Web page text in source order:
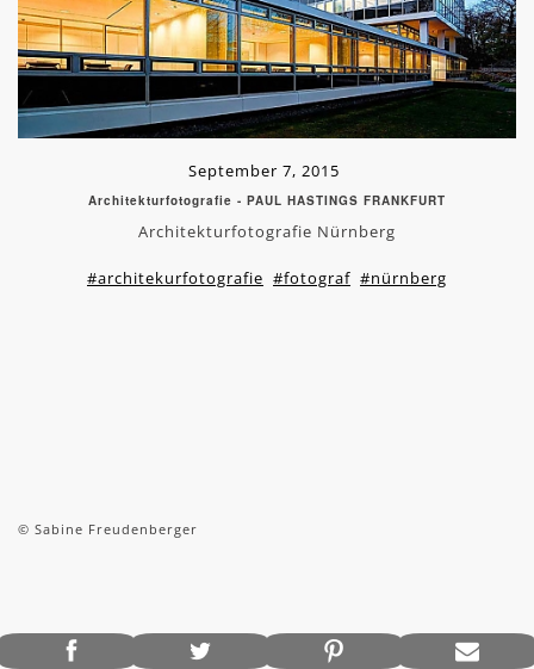
September 7, 2015
Architekturfotografie - PAUL HASTINGS FRANKFURT
Architekturfotografie Nürnberg
#architekurfotografie #fotograf #nürnberg
© Sabine Freudenberger